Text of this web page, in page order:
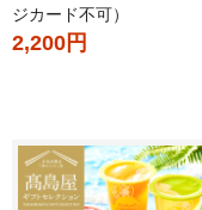
ジカード不可）
2,200円